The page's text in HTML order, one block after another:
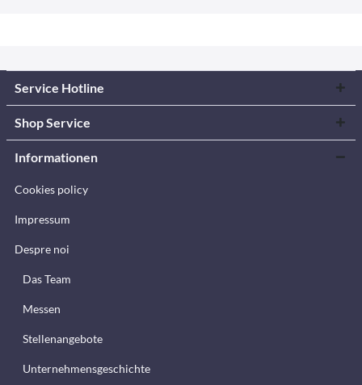
Service Hotline
Shop Service
Informationen
Cookies policy
Impressum
Despre noi
Das Team
Messen
Stellenangebote
Unternehmensgeschichte